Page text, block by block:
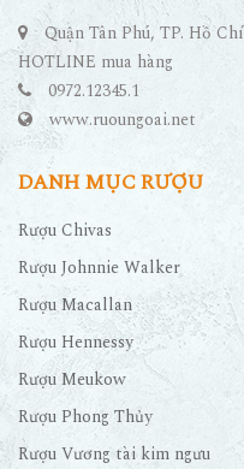
Quận Tân Phú, TP. Hồ
HOTLINE mua hàng
0972.12345.1
www.ruoungoai.net
DANH MỤC RƯỢU
Rượu Chivas
Rượu Johnnie Walker
Rượu Macallan
Rượu Hennessy
Rượu Meukow
Rượu Phong Thủy
Rượu Vương tài kim ngưu